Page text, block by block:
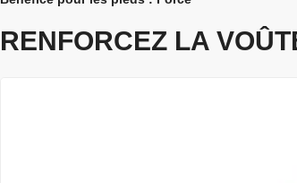
RENFORCEZ LA